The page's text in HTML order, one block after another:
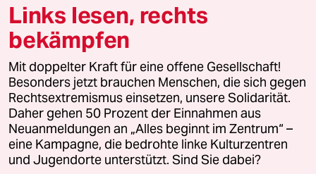
© 2026 taz Verlags und Vertriebs GmbH
Alle Rechte vorbehalten. Bei rechtlichen Fragen oder für Genehmigungen
wenden Sie sich bitte an
lizenzen@taz.de
Feedback Redaktionsstatut Kommune-Richtlinien
Leitlinie Informant Datenschutz Impressum AGB
Links lesen, rechts
bekämpfen
Mit doppelter Kraft für eine offene Gesellschaft!
Besonders jetzt brauchen Menschen, die sich gegen
Rechtsextremismus einsetzen, unsere Solidarität.
Daher gehen 50 Prozent der Einnahmen aus
Neuanmeldungen an „Alles beginnt im Zentrum“ –
eine Kampagne, die bedrohte linke Kulturzentren
und Jugendorte unterstützt. Sind Sie dabei?